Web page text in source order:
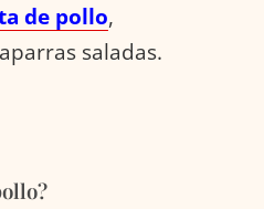
de pollo,
saladas.